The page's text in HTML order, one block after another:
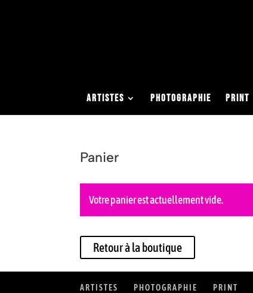
ARTISTES PHOTOGRAPHIE PRINT
Panier
Votre panier est actuellement vide.
Retour à la boutique
ARTISTES PHOTOGRAPHIE PRINT